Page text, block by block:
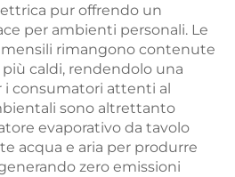
pur offrendo un
per ambienti personali. Le
rimangono contenute
caldi, rendendolo una
i consumatori attenti al
sono altrettanto
evaporativo da tavolo
acqua e aria per produrre
zero emissioni